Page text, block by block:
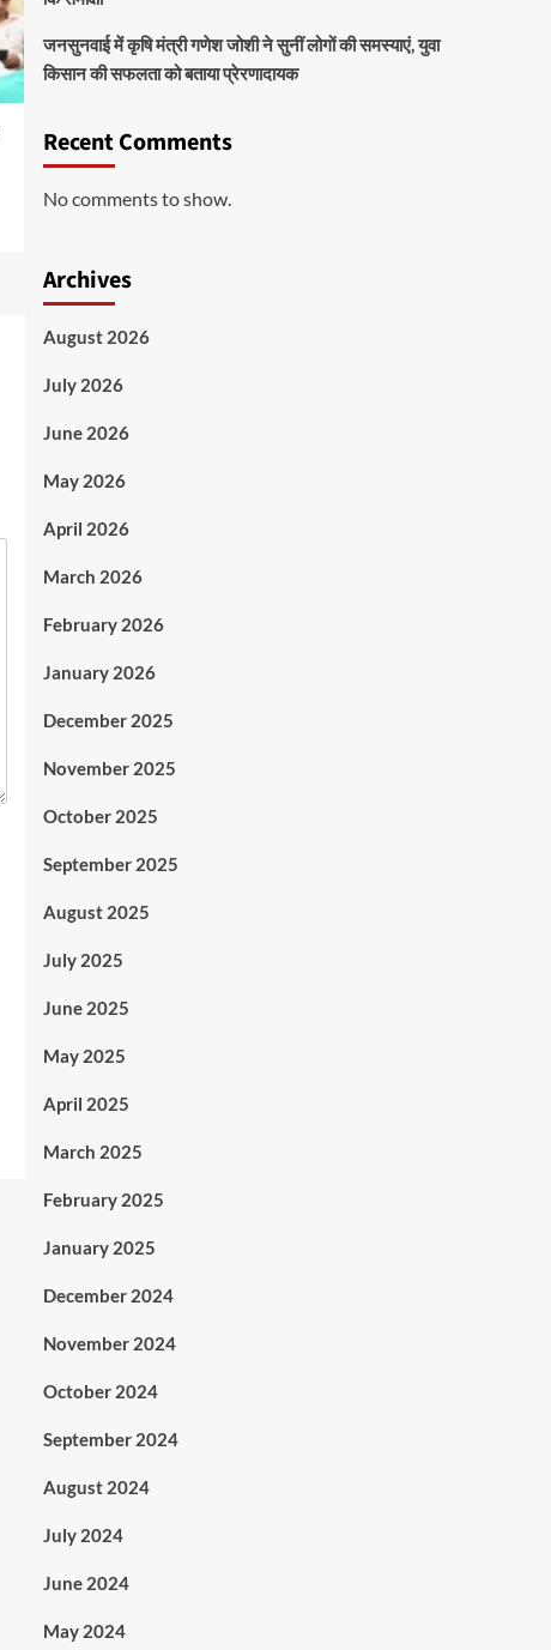
जनसुनवाई में कृषि मंत्री गणेश जोशी ने सुनीं लोगों की समस्याएं, युवा
किसान की सफलता को बताया प्रेरणादायक
Recent Comments
No comments to show.
Archives
August 2026
July 2026
June 2026
May 2026
April 2026
March 2026
February 2026
January 2026
December 2025
November 2025
October 2025
September 2025
August 2025
July 2025
June 2025
May 2025
April 2025
March 2025
February 2025
January 2025
December 2024
November 2024
October 2024
September 2024
August 2024
July 2024
June 2024
May 2024